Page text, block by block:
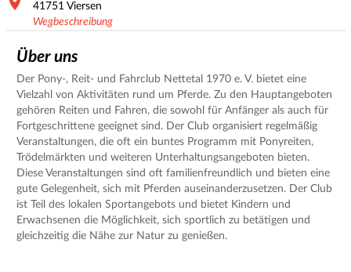
41751 Viersen
Wegbeschreibung
Über uns
Der Pony-, Reit- und Fahrclub Nettetal 1970 e. V. bietet eine
Vielzahl von Aktivitäten rund um Pferde. Zu den Hauptangeboten
gehören Reiten und Fahren, die sowohl für Anfänger als auch für
Fortgeschrittene geeignet sind. Der Club organisiert regelmäßig
Veranstaltungen, die oft ein buntes Programm mit Ponyreiten,
Trödelmärkten und weiteren Unterhaltungsangeboten bieten.
Diese Veranstaltungen sind oft familienfreundlich und bieten eine
gute Gelegenheit, sich mit Pferden auseinanderzusetzen. Der Club
ist Teil des lokalen Sportangebots und bietet Kindern und
Erwachsenen die Möglichkeit, sich sportlich zu betätigen und
gleichzeitig die Nähe zur Natur zu genießen.